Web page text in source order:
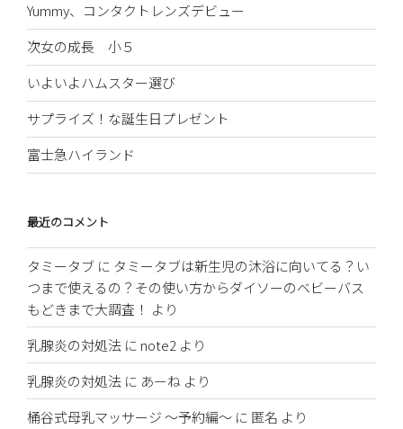
Yummy、コンタクトレンズデビュー
次女の成長 小５
いよいよハムスター選び
サプライズ！な誕生日プレゼント
富士急ハイランド
最近のコメント
タミータブ に タミータブは新生児の沐浴に向いてる？い
つまで使えるの？その使い方からダイソーのベビーバス
もどきまで大調査！ より
乳腺炎の対処法 に note2 より
乳腺炎の対処法 に あーね より
桶谷式母乳マッサージ 〜予約編〜 に 匿名 より